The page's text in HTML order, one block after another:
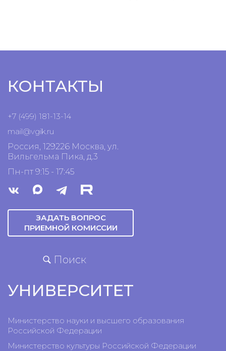
КОНТАКТЫ
+7 (499) 181-13-14
mail@vgik.ru
Россия, 129226 Москва, ул.
Вильгельма Пика, д.3
Пн-пт 9:15 - 17:45
ЗАДАТЬ ВОПРОС
ПРИЕМНОЙ КОМИССИИ
Поиск
УНИВЕРСИТЕТ
Министерство науки и высшего образования
Российской Федерации
Министерство культуры Российской Федерации